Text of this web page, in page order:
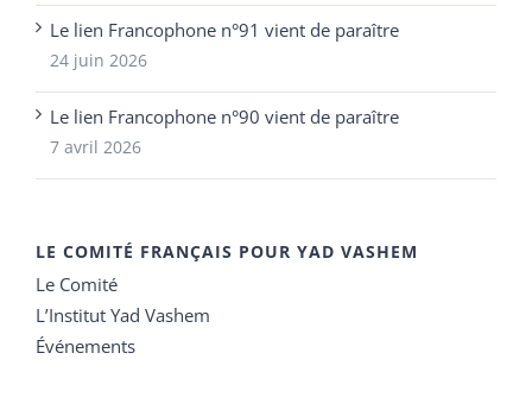
Le lien Francophone n°91 vient de paraître
24 juin 2026
Le lien Francophone n°90 vient de paraître
7 avril 2026
LE COMITÉ FRANÇAIS POUR YAD VASHEM
Le Comité
L’Institut Yad Vashem
Événements